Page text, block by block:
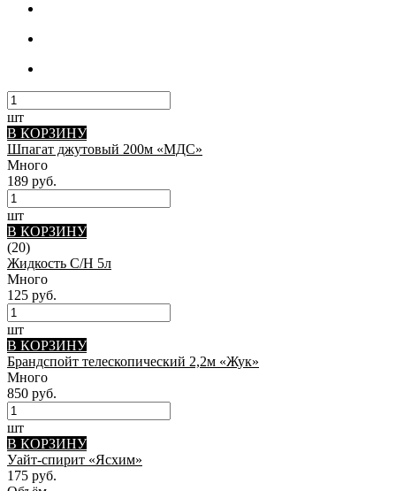
шт
В КОРЗИНУ
Шпагат джутовый 200м «МДС»
Много
189 руб.
шт
В КОРЗИНУ
(20)
Жидкость С/Н 5л
Много
125 руб.
шт
В КОРЗИНУ
Брандспойт телескопический 2,2м «Жук»
Много
850 руб.
шт
В КОРЗИНУ
Уайт-спирит «Ясхим»
175 руб.